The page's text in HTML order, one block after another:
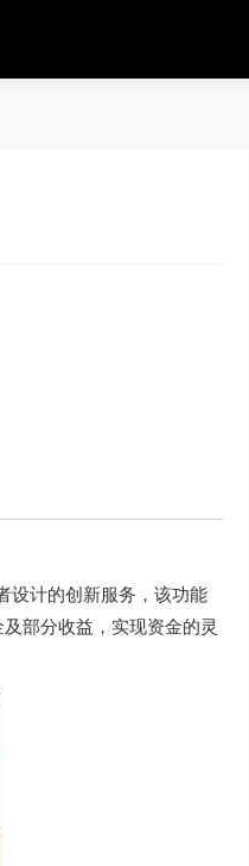
设计的创新服务，该功能
部分收益，实现资金的灵